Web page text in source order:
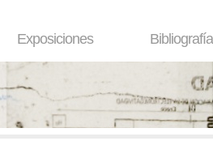
Exposiciones Bibliografía